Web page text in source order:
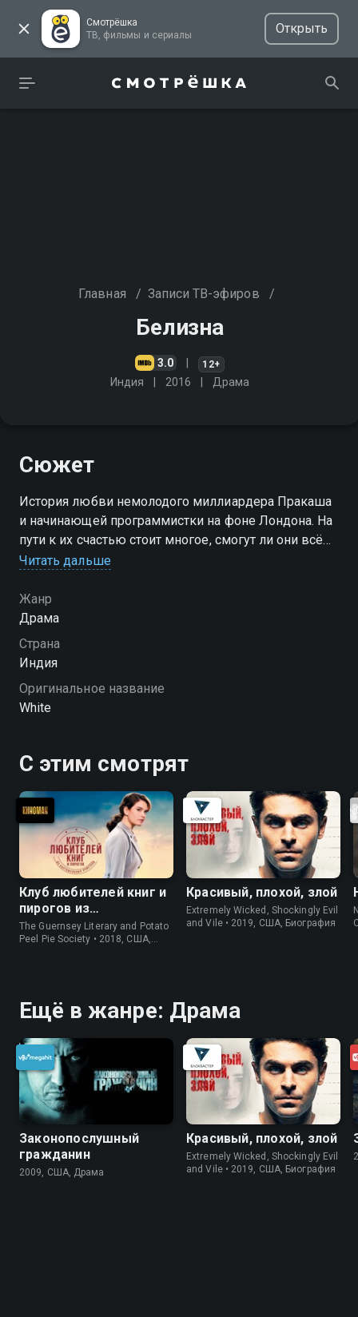
Смотрёшка
ТВ, фильмы и сериалы
Открыть
Главная / Записи ТВ-эфиров /
Белизна
3.0 12+
Индия 2016 Драма
Сюжет
История любви немолодого миллиардера Пракаша
и начинающей программистки на фоне Лондона. На
пути к их счастью стоит многое, смогут ли они всё
преодолеть?
Читать дальше
Жанр
Драма
Страна
Индия
Оригинальное название
White
С этим смотрят
Клуб любителей книг и
пирогов из
картофельных
очистков
The Guernsey Literary and Potato
Peel Pie Society • 2018, США,
Красивый, плохой, злой
Extremely Wicked, Shockingly Evil
and Vile • 2019, США, Биография
Ещё в жанре: Драма
Законопослушный
гражданин
2009, США, Драма
Красивый, плохой, злой
Extremely Wicked, Shockingly Evil
and Vile • 2019, США, Биография